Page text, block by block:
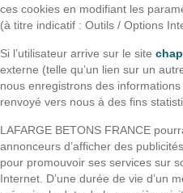
ces cookies en modifiant les
(à titre indicatif : Outils / Options
Si l’utilisateur arrive sur le site
externe (telle qu’un lien sur un
nous enregistrons des
renvoyé vers nous à des fins
LAFARGE BETONS FRANCE
annonceurs d’afficher des
pour promouvoir ses services sur
Internet. D’une durée de vie d’un